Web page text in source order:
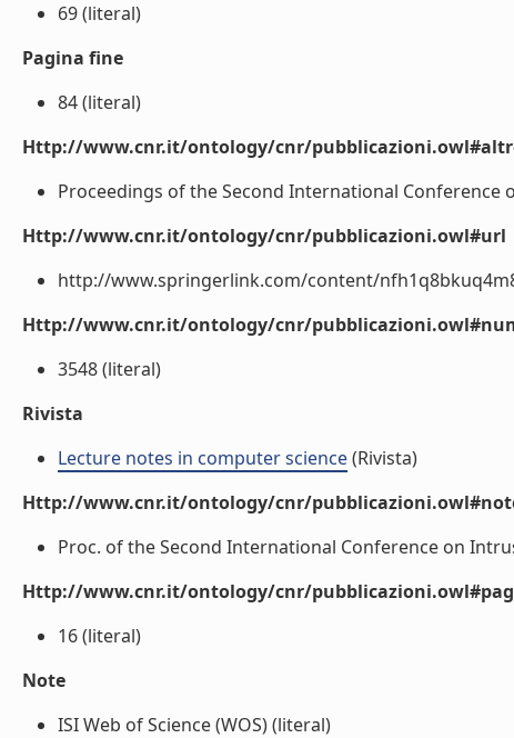
69 (literal)
Pagina fine
84 (literal)
Http://www.cnr.it/ontology/cnr/
Proceedings of the Second International Conference
Http://www.cnr.it/ontology/cnr/pubblicazioni.owl#url
http://www.springerlink.com/content/
Http://www.cnr.it/ontology/cnr/
3548 (literal)
Rivista
Lecture notes in computer science(Rivista)
Http://www.cnr.it/ontology/cnr/
Proc. of the Second International Conference on
Http://www.cnr.it/ontology/cnr/
16 (literal)
Note
ISI Web of Science (WOS) (literal)